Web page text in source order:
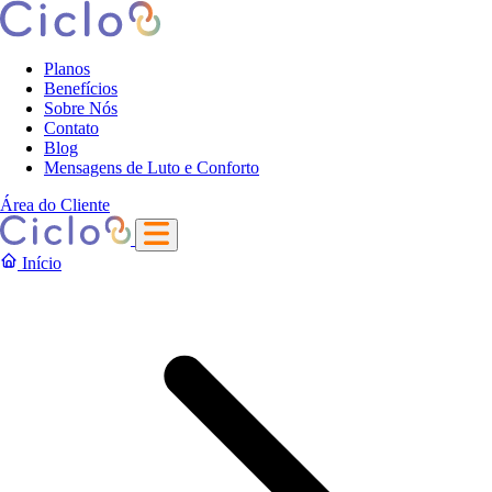
Planos
Benefícios
Sobre Nós
Contato
Blog
Mensagens de Luto e Conforto
Área do Cliente
Início